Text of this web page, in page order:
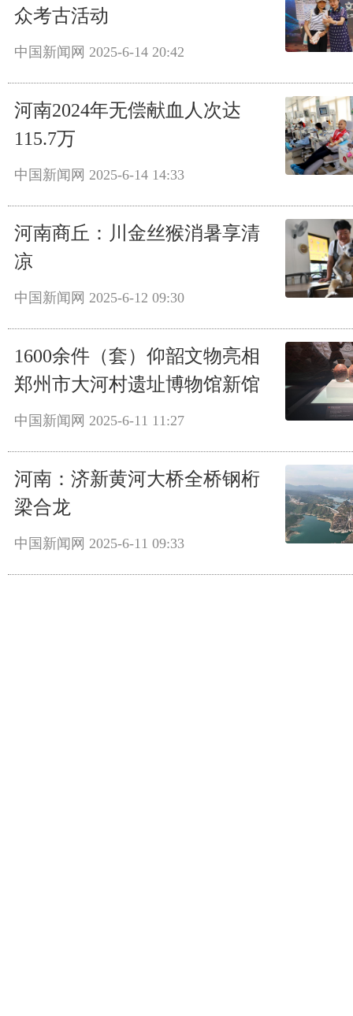
众考古活动
中国新闻网 2025-6-14 20:42
河南2024年无偿献血人次达
115.7万
中国新闻网 2025-6-14 14:33
河南商丘：川金丝猴消暑享清
凉
中国新闻网 2025-6-12 09:30
1600余件（套）仰韶文物亮相
郑州市大河村遗址博物馆新馆
中国新闻网 2025-6-11 11:27
河南：济新黄河大桥全桥钢桁
梁合龙
中国新闻网 2025-6-11 09:33